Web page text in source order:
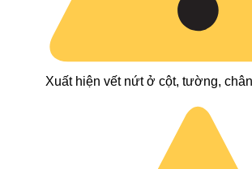
Xuất hiện vết nứt ở cột, tường,